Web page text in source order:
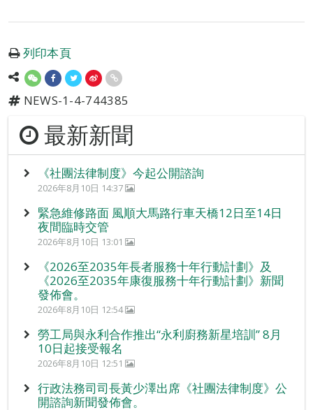
列印本頁
NEWS-1-4-744385
最新新聞
《社團法律制度》今起公開諮詢
2026年8月10日 14:37
緊急維修路面 風順大馬路行車天橋12日至14日
夜間臨時交管
2026年8月10日 13:01
《2026至2035年長者服務十年行動計劃》及
《2026至2035年康復服務十年行動計劃》新聞
發佈會。
2026年8月10日 12:54
勞工局與永利合作推出“永利廚務新星培訓” 8月
10日起接受報名
2026年8月10日 12:51
行政法務司司長黃少澤出席《社團法律制度》公
開諮詢新聞發佈會。